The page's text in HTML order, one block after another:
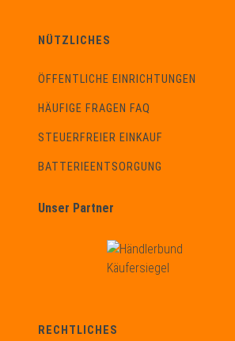
NÜTZLICHES
ÖFFENTLICHE EINRICHTUNGEN
HÄUFIGE FRAGEN FAQ
STEUERFREIER EINKAUF
BATTERIEENTSORGUNG
Unser Partner
RECHTLICHES